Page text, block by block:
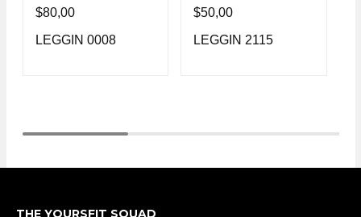
$80,00
LEGGIN 0008
$50,00
LEGGIN 2115
THE YOURSFIT SQUAD